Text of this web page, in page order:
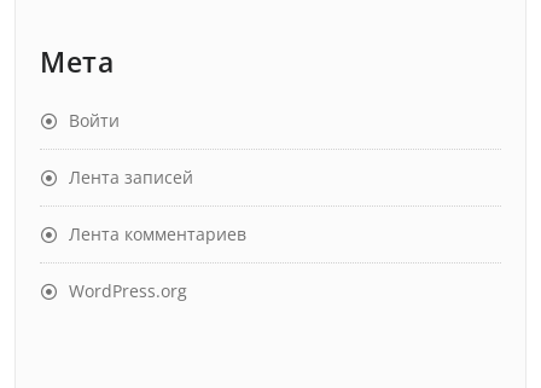
Мета
Войти
Лента записей
Лента комментариев
WordPress.org